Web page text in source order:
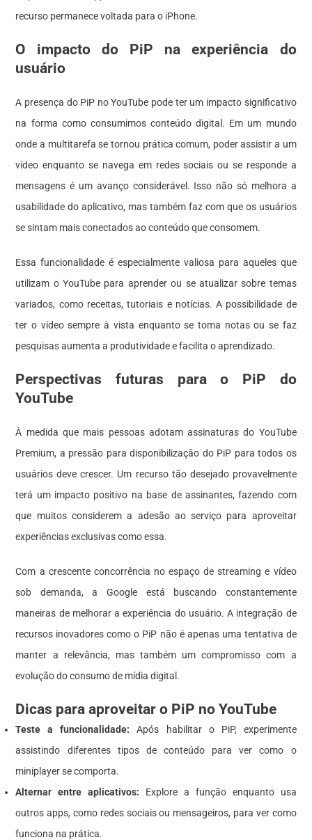
recurso permanece voltada para o iPhone.
O impacto do PiP na experiência do
usuário
A presença do PiP no YouTube pode ter um impacto significativo
na forma como consumimos conteúdo digital. Em um mundo
onde a multitarefa se tornou prática comum, poder assistir a um
vídeo enquanto se navega em redes sociais ou se responde a
mensagens é um avanço considerável. Isso não só melhora a
usabilidade do aplicativo, mas também faz com que os usuários
se sintam mais conectados ao conteúdo que consomem.
Essa funcionalidade é especialmente valiosa para aqueles que
utilizam o YouTube para aprender ou se atualizar sobre temas
variados, como receitas, tutoriais e notícias. A possibilidade de
ter o vídeo sempre à vista enquanto se toma notas ou se faz
pesquisas aumenta a produtividade e facilita o aprendizado.
Perspectivas futuras para o PiP do
YouTube
À medida que mais pessoas adotam assinaturas do YouTube
Premium, a pressão para disponibilização do PiP para todos os
usuários deve crescer. Um recurso tão desejado provavelmente
terá um impacto positivo na base de assinantes, fazendo com
que muitos considerem a adesão ao serviço para aproveitar
experiências exclusivas como essa.
Com a crescente concorrência no espaço de streaming e vídeo
sob demanda, a Google está buscando constantemente
maneiras de melhorar a experiência do usuário. A integração de
recursos inovadores como o PiP não é apenas uma tentativa de
manter a relevância, mas também um compromisso com a
evolução do consumo de mídia digital.
Dicas para aproveitar o PiP no YouTube
Teste a funcionalidade: Após habilitar o PiP, experimente
assistindo diferentes tipos de conteúdo para ver como o
miniplayer se comporta.
Alternar entre aplicativos: Explore a função enquanto usa
outros apps, como redes sociais ou mensageiros, para ver como
funciona na prática.